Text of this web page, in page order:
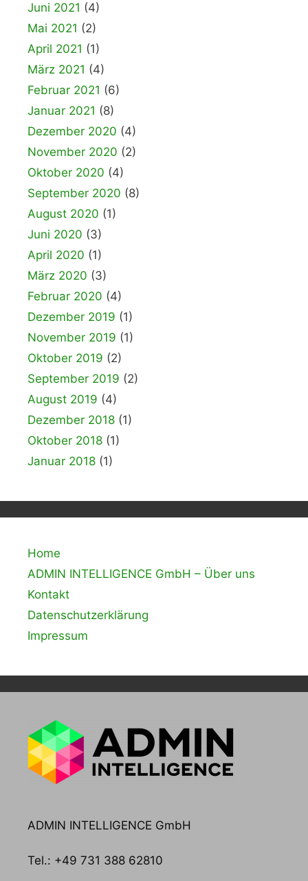
Juni 2021 (4)
Mai 2021 (2)
April 2021 (1)
März 2021 (4)
Februar 2021 (6)
Januar 2021 (8)
Dezember 2020 (4)
November 2020 (2)
Oktober 2020 (4)
September 2020 (8)
August 2020 (1)
Juni 2020 (3)
April 2020 (1)
März 2020 (3)
Februar 2020 (4)
Dezember 2019 (1)
November 2019 (1)
Oktober 2019 (2)
September 2019 (2)
August 2019 (4)
Dezember 2018 (1)
Oktober 2018 (1)
Januar 2018 (1)
Home
ADMIN INTELLIGENCE GmbH – Über uns
Kontakt
Datenschutzerklärung
Impressum
ADMIN INTELLIGENCE GmbH
Tel.: +49 731 388 62810